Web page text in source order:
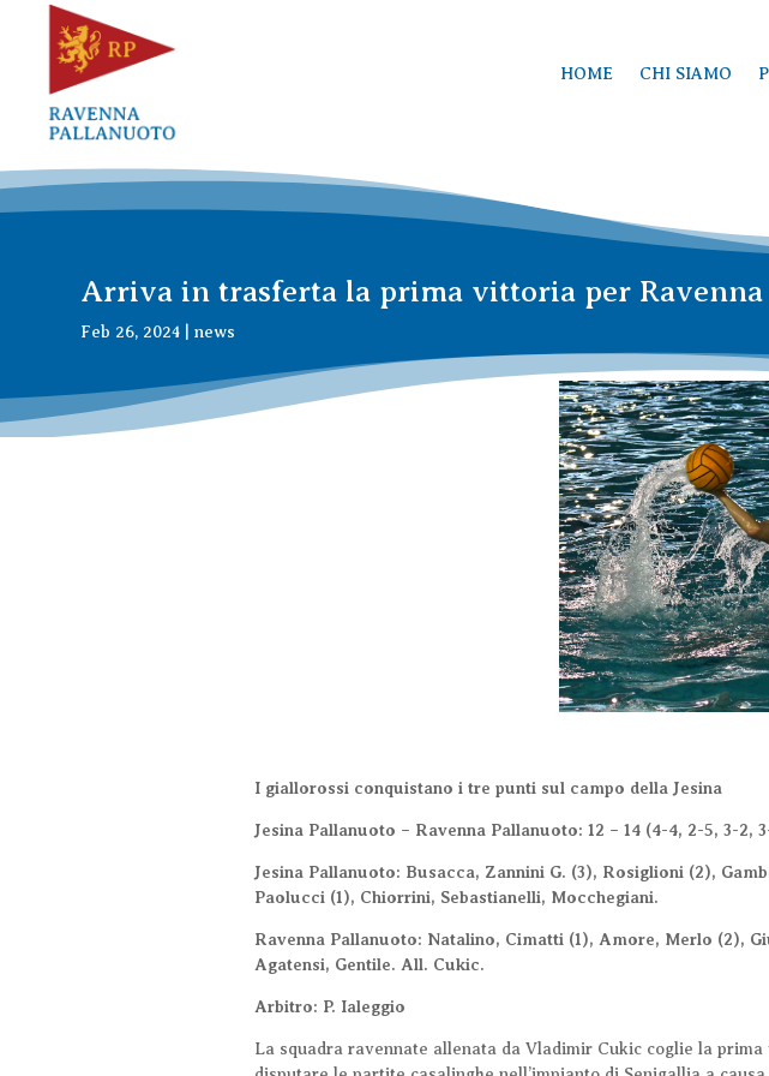
HOME CHI SIAMO
Arriva in trasferta la prima vittoria per Ravenna
Feb 26, 2024 |news
I giallorossi conquistano i tre punti sul campo della Jesina
Jesina Pallanuoto – Ravenna Pallanuoto: 12 – 14(4-4, 2-5, 3-2, 3
Jesina Pallanuoto: Busacca, Zannini G. (3), Rosiglioni (2),
Paolucci (1), Chiorrini, Sebastianelli, Mocchegiani.
Ravenna Pallanuoto: Natalino, Cimatti (1), Amore, Merlo (2),
Agatensi, Gentile. All. Cukic.
Arbitro: P. Ialeggio
La squadra ravennate allenata da Vladimir Cukic coglie la